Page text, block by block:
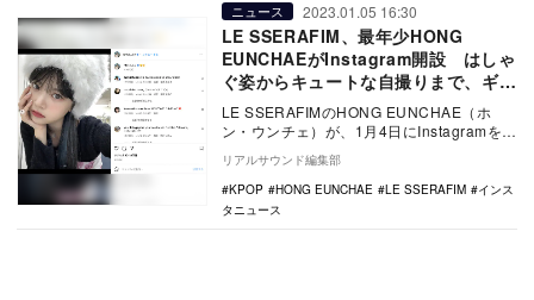
ニュース 2023.01.05 16:30
LE SSERAFIM、最年少HONG
EUNCHAEがInstagram開設 はしゃ
ぐ姿からキュートな自撮りまで、ギャ
ップで魅了
LE SSERAFIMのHONG EUNCHAE（ホ
ン・ウンチェ）が、1月4日にInstagramを開
設した。 彼女のIns…
リアルサウンド編集部
KPOP
HONG EUNCHAE LE SSERAFIM
インス
タニュース